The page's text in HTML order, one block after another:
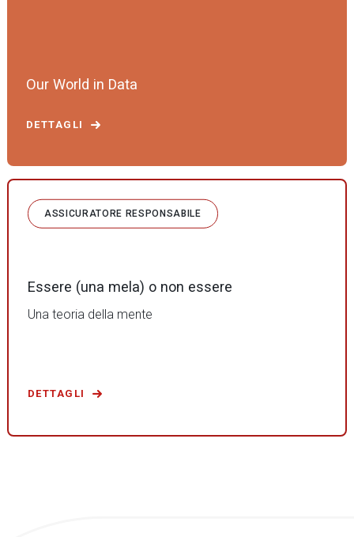
Our World in Data
DETTAGLI
ASSICURATORE RESPONSABILE
Essere (una mela) o non essere
Una teoria della mente
DETTAGLI